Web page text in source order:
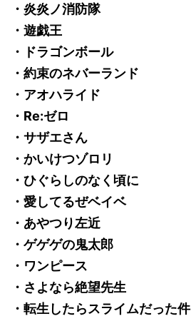
・炎炎ノ消防隊
・遊戯王
・ドラゴンボール
・約束のネバーランド
・アオハライド
・Re:ゼロ
・サザエさん
・かいけつゾロリ
・ひぐらしのなく頃に
・愛してるぜベイベ
・あやつり左近
・ゲゲゲの鬼太郎
・ワンピース
・さよなら絶望先生
・転生したらスライムだった件